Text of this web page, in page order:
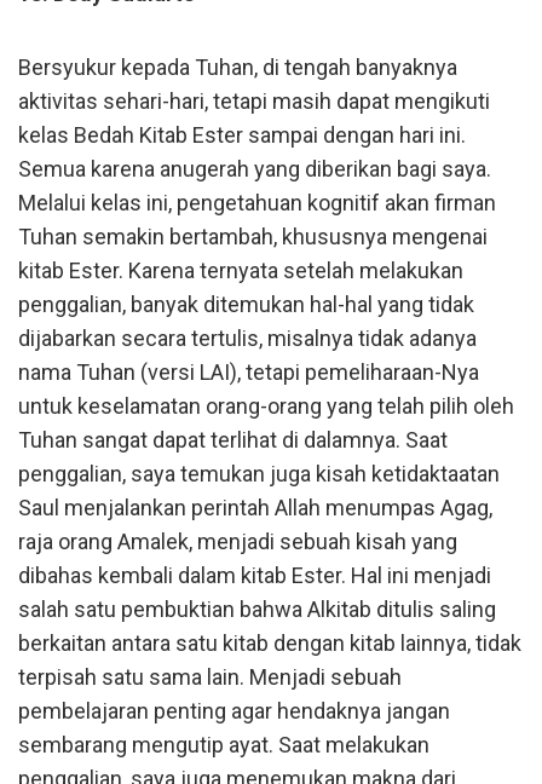
Bersyukur kepada Tuhan, di tengah banyaknya
aktivitas sehari-hari, tetapi masih dapat mengikuti
kelas Bedah Kitab Ester sampai dengan hari ini.
Semua karena anugerah yang diberikan bagi saya.
Melalui kelas ini, pengetahuan kognitif akan firman
Tuhan semakin bertambah, khususnya mengenai
kitab Ester. Karena ternyata setelah melakukan
penggalian, banyak ditemukan hal-hal yang tidak
dijabarkan secara tertulis, misalnya tidak adanya
nama Tuhan (versi LAI), tetapi pemeliharaan-Nya
untuk keselamatan orang-orang yang telah pilih oleh
Tuhan sangat dapat terlihat di dalamnya. Saat
penggalian, saya temukan juga kisah ketidaktaatan
Saul menjalankan perintah Allah menumpas Agag,
raja orang Amalek, menjadi sebuah kisah yang
dibahas kembali dalam kitab Ester. Hal ini menjadi
salah satu pembuktian bahwa Alkitab ditulis saling
berkaitan antara satu kitab dengan kitab lainnya, tidak
terpisah satu sama lain. Menjadi sebuah
pembelajaran penting agar hendaknya jangan
sembarang mengutip ayat. Saat melakukan
penggalian, saya juga menemukan makna dari